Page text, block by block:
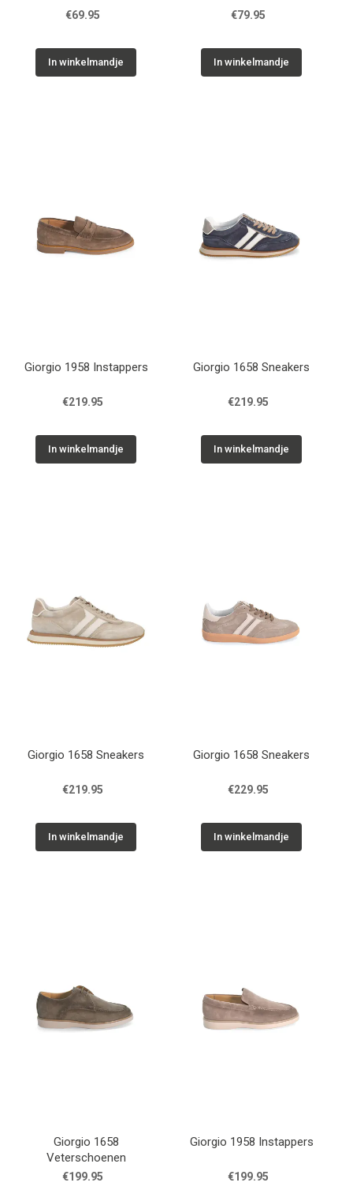
€69.95
In winkelmandje
€79.95
In winkelmandje
Giorgio 1958 Instappers
€219.95
In winkelmandje
Giorgio 1658 Sneakers
€219.95
In winkelmandje
Giorgio 1658 Sneakers
€219.95
In winkelmandje
Giorgio 1658 Sneakers
€229.95
In winkelmandje
Giorgio 1658
Veterschoenen
€199.95
Giorgio 1958 Instappers
€199.95